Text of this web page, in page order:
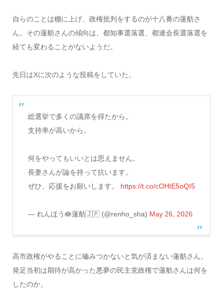
自らのことは棚に上げ、政権批判をするのが十八番の蓮舫さ
ん。その蓮舫さんの傾向は、都知事選落選、都連会長選落選を
経ても変わることがないようだ。
先日はXに次のような投稿をしていた。
総選挙で多くの議席を得たから。
支持率が高いから。
何をやってもいいとは思えません。
長妻さんが論を持って抗います。
ぜひ、応援をお願いします。 https://t.co/cOHIE5oQI5
— れんほう🪷蓮舫🇯🇵 (@renho_sha) May 26, 2026
高市政権がやることに嚙みつかないと気が済まない蓮舫さん。
発足当初は期待が高かった悪夢の民主党政権で蓮舫さんは何を
したのか。